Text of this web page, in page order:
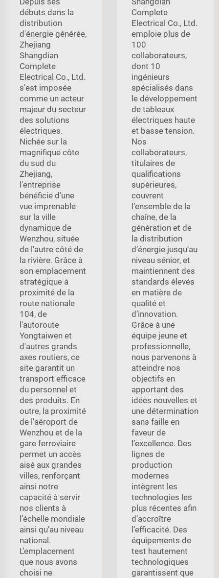
débuts dans la
distribution
d'énergie générée,
Zhejiang
Shangdian
Complete
Electrical Co., Ltd.
s'est imposée
comme un acteur
majeur du secteur
des solutions
électriques.
Nichée sur la
magnifique côte
du sud du
Zhejiang,
l'entreprise
bénéficie d'une
vue imprenable
sur la ville
dynamique de
Wenzhou, située
de l'autre côté de
la rivière. Grâce à
son emplacement
stratégique à
proximité de la
route nationale
104, de
l'autoroute
Yongtaiwen et
d'autres grands
axes routiers, ce
site garantit un
transport efficace
du personnel et
des produits. En
outre, la proximité
de l'aéroport de
Wenzhou et de la
gare ferroviaire
permet un accès
aisé aux grandes
villes, renforçant
ainsi notre
capacité à servir
nos clients à
l’échelle mondiale
ainsi qu’au niveau
national.
L’emplacement
que nous avons
choisi ne
Complete
Electrical Co., Ltd.
emploie plus de
100
collaborateurs,
dont 10
ingénieurs
spécialisés dans
le développement
de tableaux
électriques haute
et basse tension.
Nos
collaborateurs,
titulaires de
qualifications
supérieures,
couvrent
l’ensemble de la
chaîne, de la
génération et de
la distribution
d’énergie jusqu’au
niveau sénior, et
maintiennent des
standards élevés
en matière de
qualité et
d’innovation.
Grâce à une
équipe jeune et
professionnelle,
nous parvenons à
atteindre nos
objectifs en
apportant des
idées nouvelles et
une détermination
sans faille en
faveur de
l’excellence. Des
lignes de
production
modernes
intègrent les
technologies les
plus récentes afin
d’accroître
l’efficacité. Des
équipements de
test hautement
technologiques
garantissent que